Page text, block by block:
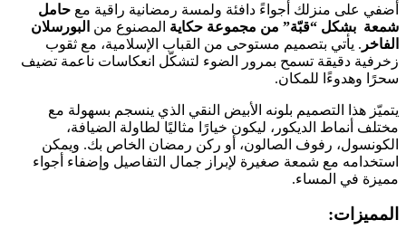
أضفي على منزلك أجواءً دافئة ولمسة رمضانية راقية مع حامل
شمعة بشكل “قبّة” من مجموعة حكاية المصنوع من البورسلان
الفاخر . يأتي بتصميم مستوحى من القباب الإسلامية، مع ثقوب
زخرفية دقيقة تسمح بمرور الضوء لتشكّل انعكاسات ناعمة تضيف
سحرًا وهدوءًا للمكان.
يتميّز هذا التصميم بلونه الأبيض النقي الذي ينسجم بسهولة مع
مختلف أنماط الديكور، ليكون خيارًا مثاليًا لطاولة الضيافة،
الكونسول، رفوف الصالون، أو ركن رمضان الخاص بك. ويمكن
استخدامه مع شمعة صغيرة لإبراز جمال التفاصيل وإضفاء أجواء
مميزة في المساء.
المميزات: